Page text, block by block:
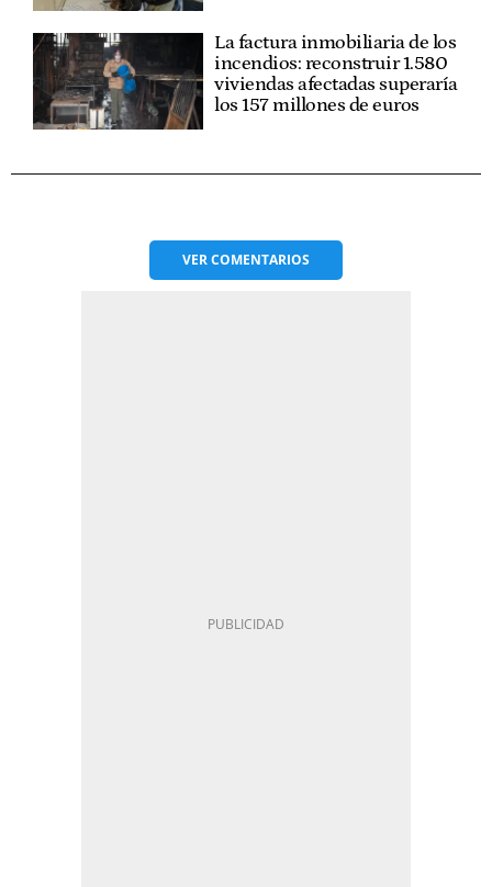
La factura inmobiliaria de los
incendios: reconstruir 1.580
viviendas afectadas superaría
los 157 millones de euros
VERCOMENTARIOS